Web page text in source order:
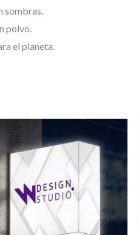
sombras.
polvo.
el planeta.